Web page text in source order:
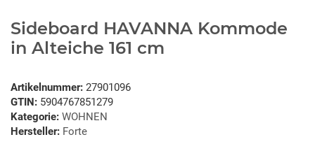
Sideboard HAVANNA Kommode
in Alteiche 161 cm
Artikelnummer: 27901096
GTIN: 5904767851279
Kategorie: WOHNEN
Hersteller: Forte